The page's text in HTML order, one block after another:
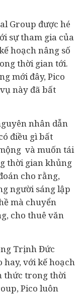
Group được hé
sự tham gia của
hoạch nâng số
thời gian tới.
mới đây, Pico
này đã bất
nhân dẫn
điều gì bất
và muốn tái
thời gian khủng
cho rằng,
người sáng lập
mà chuyển
cho thuê văn
Trịnh Đức
hay, với kế hoạch
thức trong thời
Pico luôn